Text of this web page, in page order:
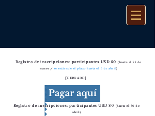
Registro de inscripciones: participantes USD 60 (hasta el 27 de
marzo / se extiende el plazo hasta el 5 de abril)
[CERRADO]
Pagar aquí
Registro de inscripciones: participantes USD 80 (hasta el 30 de
abril)